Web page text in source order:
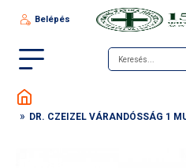
Belépés
DR. CZEIZEL VÁRANDÓSSÁG 1